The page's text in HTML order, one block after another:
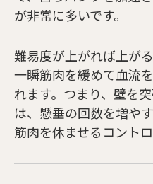
が非常に多いです。
難易度が上がれば上が
一瞬筋肉を緩めて血流
れます。つまり、壁を
は、懸垂の回数を増や
筋肉を休ませるコント